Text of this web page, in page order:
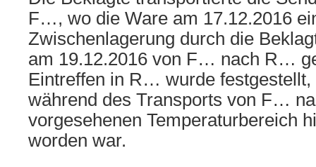
F…, wo die Ware am 17.12.2016
Zwischenlagerung durch die
am 19.12.2016 von F… nach R…
Eintreffen in R… wurde festgestellt,
während des Transports von F…
vorgesehenen Temperaturbereich
worden war.